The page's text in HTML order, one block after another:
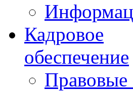
Кадровое
обеспечение
Правовые